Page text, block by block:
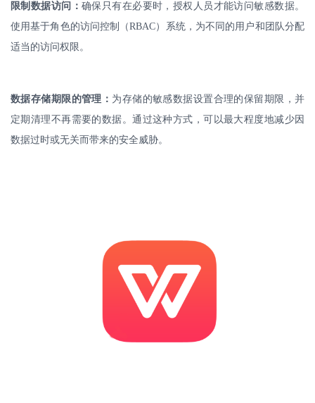
限制数据访问： 确保只有在必要时，授权人员才能访问敏感数据。
使用基于角色的访问控制（RBAC）系统，为不同的用户和团队分配
适当的访问权限。
数据存储期限的管理： 为存储的敏感数据设置合理的保留期限，并
定期清理不再需要的数据。通过这种方式，可以最大程度地减少因
数据过时或无关而带来的安全威胁。